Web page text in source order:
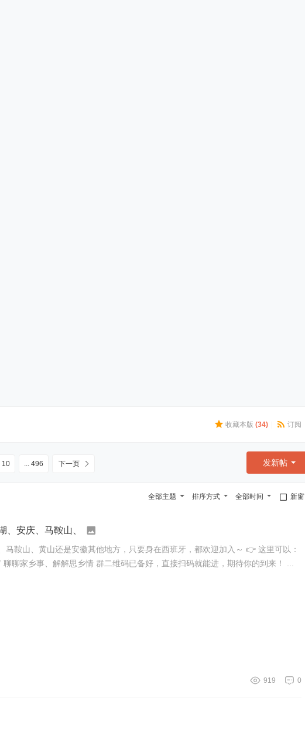
收藏本版 (34) 订阅
10 ... 496 下一页 发新帖
新窗
全部时间
排序方式
全部主题
、安庆、马鞍山、
鞍山、黄山还是安徽其他地方，只要身在西班牙，都欢迎加入～ 👉 这里可以：
聊家乡事、解解思乡情 群二维码已备好，直接扫码就能进，期待你的到来！ ...
0
919